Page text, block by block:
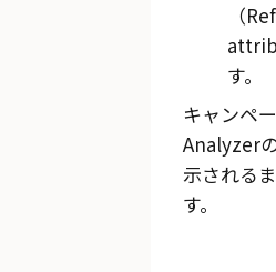
（
す。
キャンペ
Analyzer
示される
す。